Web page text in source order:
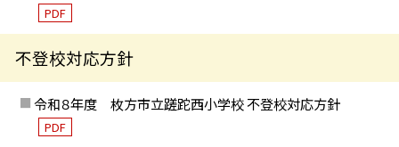
PDF
不登校対応方針
令和８年度 枚方市立蹉跎西小学校 不登校対応方針
PDF